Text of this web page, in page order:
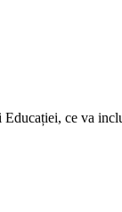
Educației, ce va